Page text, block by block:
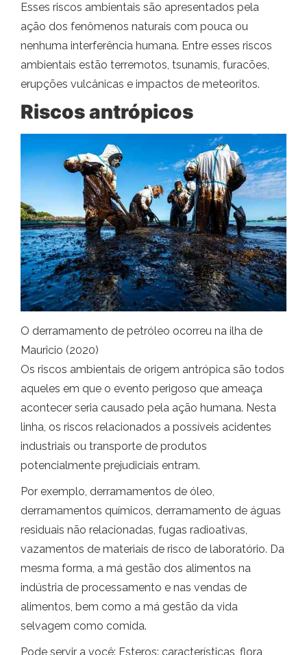
Esses riscos ambientais são apresentados pela
ação dos fenômenos naturais com pouca ou
nenhuma interferência humana. Entre esses riscos
ambientais estão terremotos, tsunamis, furacões,
erupções vulcânicas e impactos de meteoritos.
Riscos antrópicos
O derramamento de petróleo ocorreu na ilha de
Mauricio (2020)
Os riscos ambientais de origem antrópica são todos
aqueles em que o evento perigoso que ameaça
acontecer seria causado pela ação humana. Nesta
linha, os riscos relacionados a possíveis acidentes
industriais ou transporte de produtos
potencialmente prejudiciais entram.
Por exemplo, derramamentos de óleo,
derramamentos químicos, derramamento de águas
residuais não relacionadas, fugas radioativas,
vazamentos de materiais de risco de laboratório. Da
mesma forma, a má gestão dos alimentos na
indústria de processamento e nas vendas de
alimentos, bem como a má gestão da vida
selvagem como comida.
Pode servir a você: Esteros: características, flora,